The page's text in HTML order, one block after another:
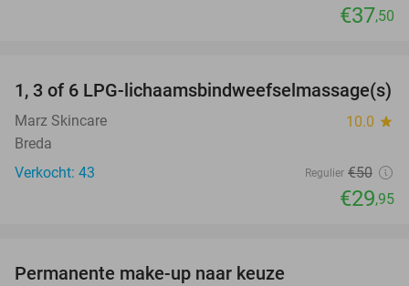
€37,50
40%
1, 3 of 6 LPG-lichaamsbindweefselmassage(s)
Marz Skincare 10.0 star
Breda
Verkocht: 43
Regulier €50
€29,95
Permanente make-up naar keuze